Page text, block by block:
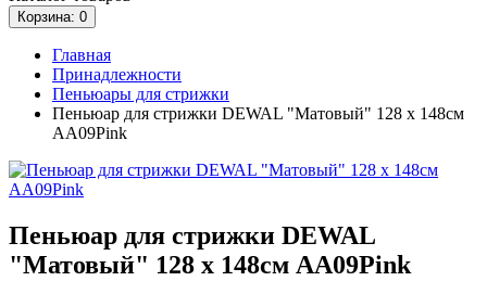
Корзина: 0
Главная
Принадлежности
Пеньюары для стрижки
Пеньюар для стрижки DEWAL "Матовый" 128 х 148см
AA09Pink
Пеньюар для стрижки DEWAL
"Матовый" 128 х 148см AA09Pink